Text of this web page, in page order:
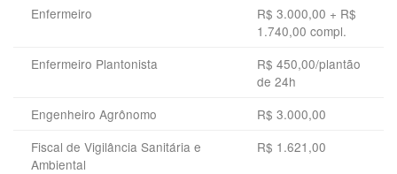
Enfermeiro
R$ 3.000,00 + R$
1.740,00 compl.
Enfermeiro Plantonista
R$ 450,00/plantão
de 24h
Engenheiro Agrônomo
R$ 3.000,00
Fiscal de Vigilância Sanitária e
Ambiental
R$ 1.621,00